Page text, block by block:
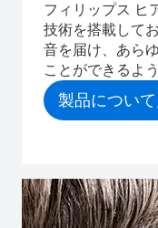
フィリップス ヒ
技術を搭載して
音を届け、あら
ことができるよ
製品につい